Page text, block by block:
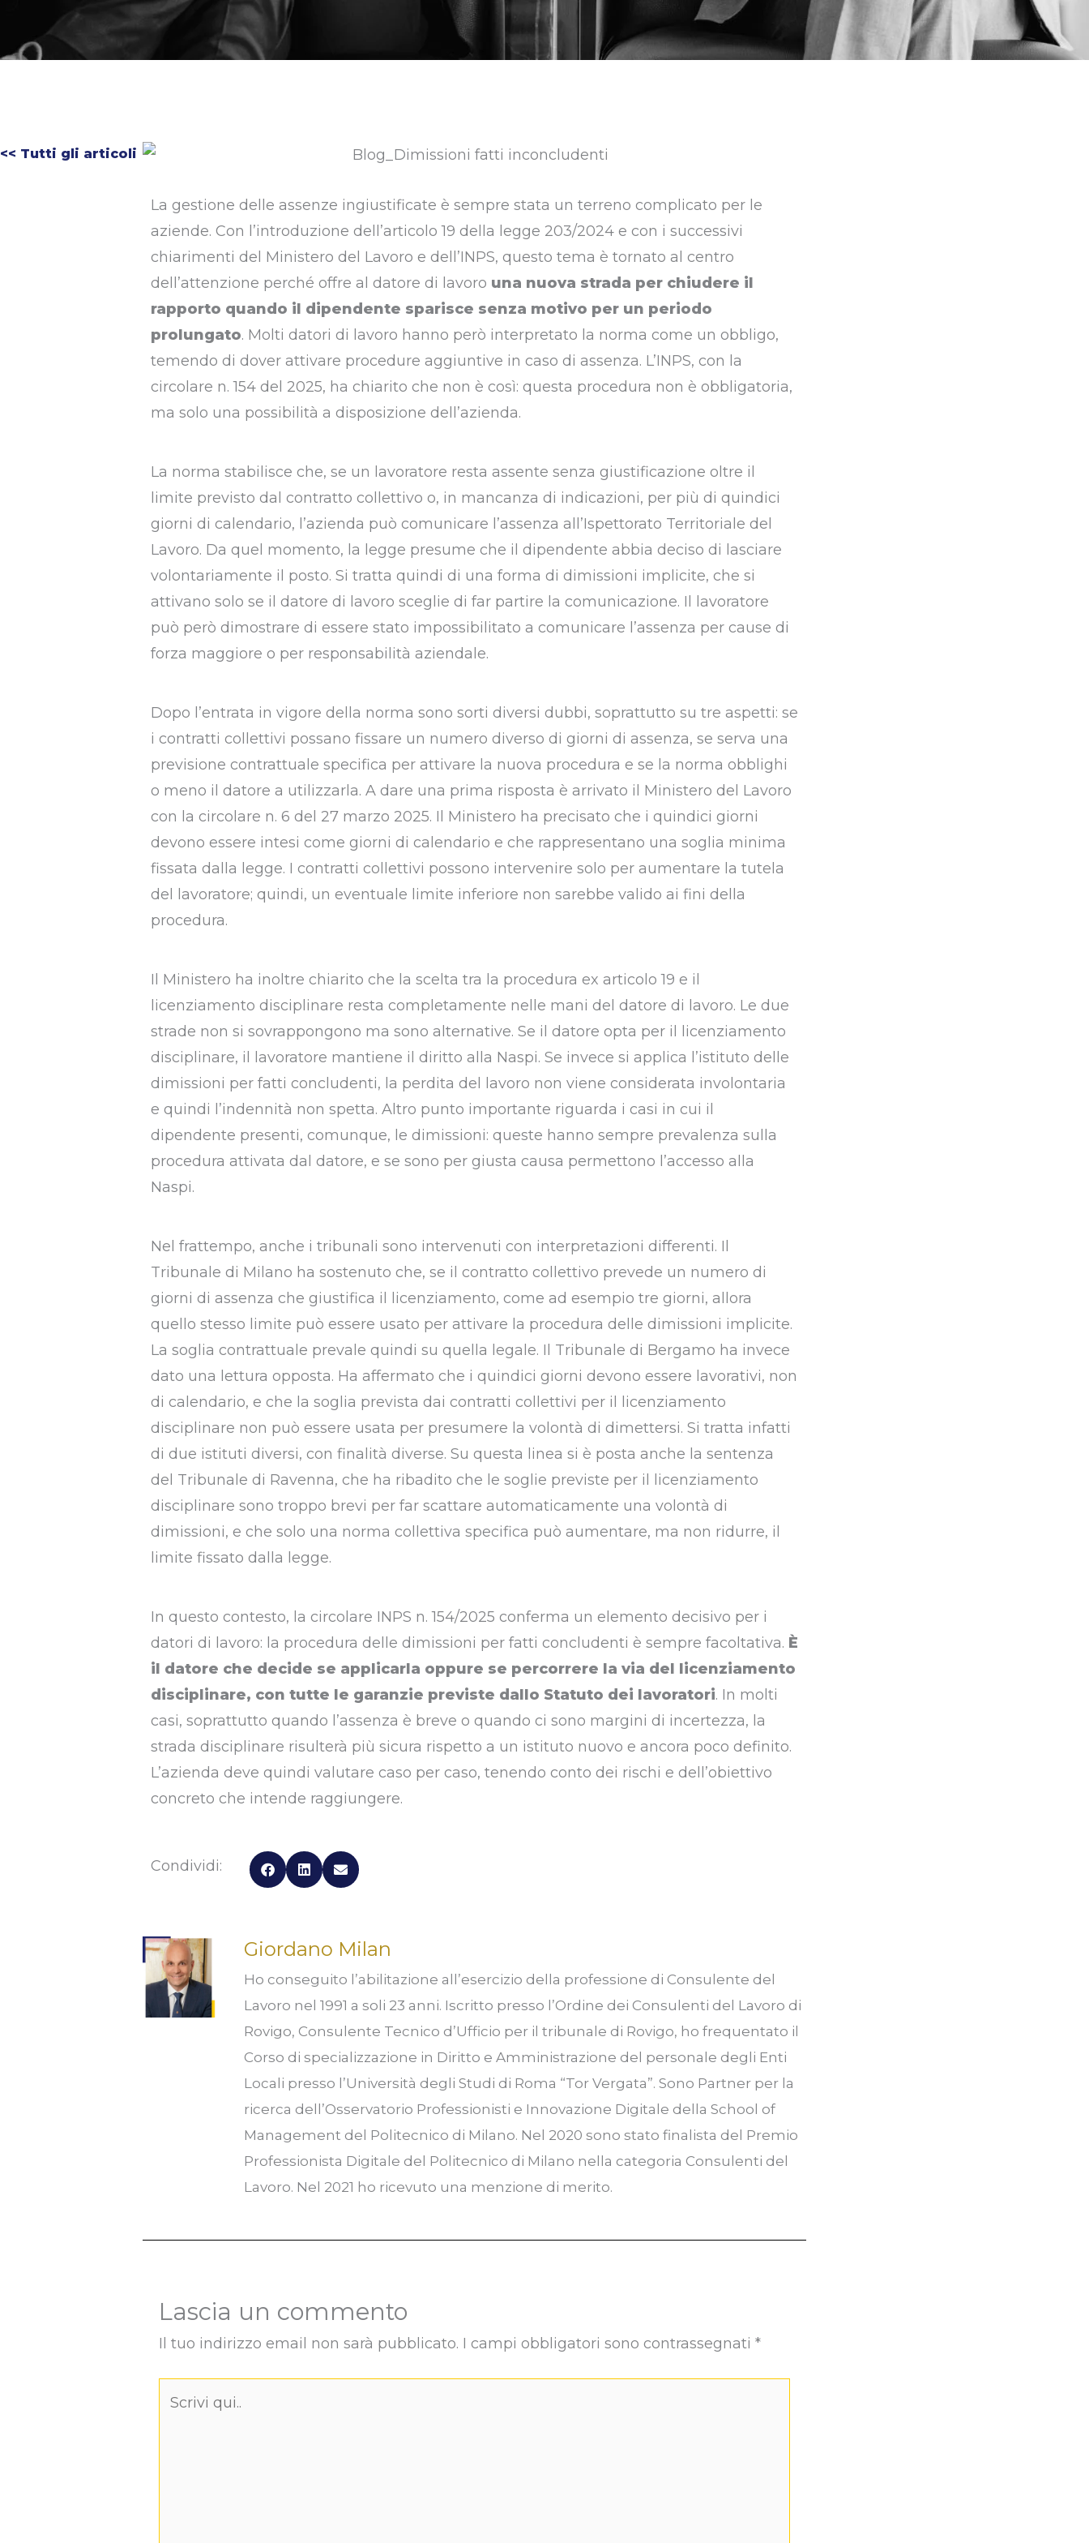
<< Tutti gli articoli
La gestione delle assenze ingiustificate è sempre stata un terreno complicato per le
aziende. Con l’introduzione dell’articolo 19 della legge 203/2024 e con i successivi
chiarimenti del Ministero del Lavoro e dell’INPS, questo tema è tornato al centro
dell’attenzione perché offre al datore di lavoro una nuova strada per chiudere il
rapporto quando il dipendente sparisce senza motivo per un periodo
prolungato. Molti datori di lavoro hanno però interpretato la norma come un obbligo,
temendo di dover attivare procedure aggiuntive in caso di assenza. L’INPS, con la
circolare n. 154 del 2025, ha chiarito che non è così: questa procedura non è obbligatoria,
ma solo una possibilità a disposizione dell’azienda.
La norma stabilisce che, se un lavoratore resta assente senza giustificazione oltre il
limite previsto dal contratto collettivo o, in mancanza di indicazioni, per più di quindici
giorni di calendario, l’azienda può comunicare l’assenza all’Ispettorato Territoriale del
Lavoro. Da quel momento, la legge presume che il dipendente abbia deciso di lasciare
volontariamente il posto. Si tratta quindi di una forma di dimissioni implicite, che si
attivano solo se il datore di lavoro sceglie di far partire la comunicazione. Il lavoratore
può però dimostrare di essere stato impossibilitato a comunicare l’assenza per cause di
forza maggiore o per responsabilità aziendale.
Dopo l’entrata in vigore della norma sono sorti diversi dubbi, soprattutto su tre aspetti: se
i contratti collettivi possano fissare un numero diverso di giorni di assenza, se serva una
previsione contrattuale specifica per attivare la nuova procedura e se la norma obblighi
o meno il datore a utilizzarla. A dare una prima risposta è arrivato il Ministero del Lavoro
con la circolare n. 6 del 27 marzo 2025. Il Ministero ha precisato che i quindici giorni
devono essere intesi come giorni di calendario e che rappresentano una soglia minima
fissata dalla legge. I contratti collettivi possono intervenire solo per aumentare la tutela
del lavoratore; quindi, un eventuale limite inferiore non sarebbe valido ai fini della
procedura.
Il Ministero ha inoltre chiarito che la scelta tra la procedura ex articolo 19 e il
licenziamento disciplinare resta completamente nelle mani del datore di lavoro. Le due
strade non si sovrappongono ma sono alternative. Se il datore opta per il licenziamento
disciplinare, il lavoratore mantiene il diritto alla Naspi. Se invece si applica l’istituto delle
dimissioni per fatti concludenti, la perdita del lavoro non viene considerata involontaria
e quindi l’indennità non spetta. Altro punto importante riguarda i casi in cui il
dipendente presenti, comunque, le dimissioni: queste hanno sempre prevalenza sulla
procedura attivata dal datore, e se sono per giusta causa permettono l’accesso alla
Naspi.
Nel frattempo, anche i tribunali sono intervenuti con interpretazioni differenti. Il
Tribunale di Milano ha sostenuto che, se il contratto collettivo prevede un numero di
giorni di assenza che giustifica il licenziamento, come ad esempio tre giorni, allora
quello stesso limite può essere usato per attivare la procedura delle dimissioni implicite.
La soglia contrattuale prevale quindi su quella legale. Il Tribunale di Bergamo ha invece
dato una lettura opposta. Ha affermato che i quindici giorni devono essere lavorativi, non
di calendario, e che la soglia prevista dai contratti collettivi per il licenziamento
disciplinare non può essere usata per presumere la volontà di dimettersi. Si tratta infatti
di due istituti diversi, con finalità diverse. Su questa linea si è posta anche la sentenza
del Tribunale di Ravenna, che ha ribadito che le soglie previste per il licenziamento
disciplinare sono troppo brevi per far scattare automaticamente una volontà di
dimissioni, e che solo una norma collettiva specifica può aumentare, ma non ridurre, il
limite fissato dalla legge.
In questo contesto, la circolare INPS n. 154/2025 conferma un elemento decisivo per i
datori di lavoro: la procedura delle dimissioni per fatti concludenti è sempre facoltativa. È
il datore che decide se applicarla oppure se percorrere la via del licenziamento
disciplinare, con tutte le garanzie previste dallo Statuto dei lavoratori. In molti
casi, soprattutto quando l’assenza è breve o quando ci sono margini di incertezza, la
strada disciplinare risulterà più sicura rispetto a un istituto nuovo e ancora poco definito.
L’azienda deve quindi valutare caso per caso, tenendo conto dei rischi e dell’obiettivo
concreto che intende raggiungere.
Condividi:
Giordano Milan
Ho conseguito l’abilitazione all’esercizio della professione di Consulente del
Lavoro nel 1991 a soli 23 anni. Iscritto presso l’Ordine dei Consulenti del Lavoro di
Rovigo, Consulente Tecnico d’Ufficio per il tribunale di Rovigo, ho frequentato il
Corso di specializzazione in Diritto e Amministrazione del personale degli Enti
Locali presso l’Università degli Studi di Roma “Tor Vergata”. Sono Partner per la
ricerca dell’Osservatorio Professionisti e Innovazione Digitale della School of
Management del Politecnico di Milano. Nel 2020 sono stato finalista del Premio
Professionista Digitale del Politecnico di Milano nella categoria Consulenti del
Lavoro. Nel 2021 ho ricevuto una menzione di merito.
Lascia un commento
Il tuo indirizzo email non sarà pubblicato. I campi obbligatori sono contrassegnati *